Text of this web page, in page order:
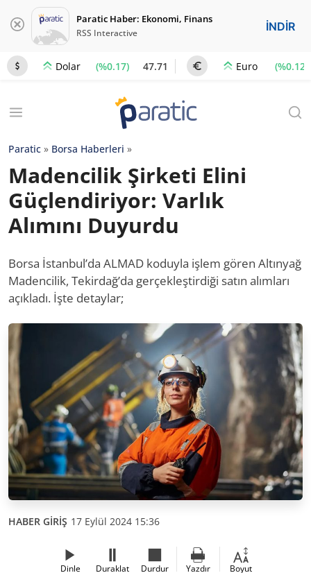
Paratic Haber: Ekonomi, Finans
RSS Interactive İNDİR
Dolar (%0.17) 47.71 Euro (%0.12)
Paratic » Borsa Haberleri »
Madencilik Şirketi Elini
Güçlendiriyor: Varlık
Alımını Duyurdu
Borsa İstanbul’da ALMAD koduyla işlem gören Altınyağ
Madencilik, Tekirdağ’da gerçekleştirdiği satın alımları
açıkladı. İşte detaylar;
HABER GİRİŞ 17 Eylül 2024 15:36
Dinle Duraklat Durdur Yazdır Boyut